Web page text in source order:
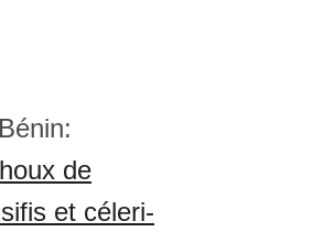
de
et céleri-